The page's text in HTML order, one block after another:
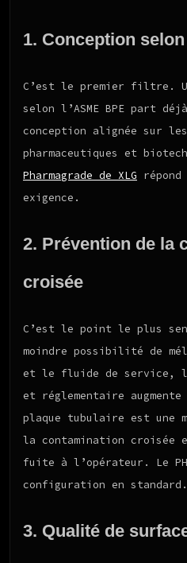
1. Conception selon
C’est le premier filtre.
selon l’ASME BPE part
conception alignée sur
pharmaceutiques et
Pharmagrade de XLG
exigence.
2. Prévention de la
croisée
C’est le point le plus
moindre possibilité de
et le fluide de service,
et réglementaire
plaque tubulaire est une
la contamination
fuite à l’opérateur. Le
configuration en standard.
3. Qualité de